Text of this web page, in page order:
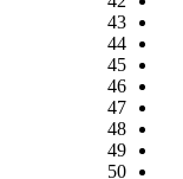
43
44
45
46
47
48
49
50